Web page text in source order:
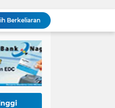
Berkeliaran
Mendedikasikan Kasih, Menguatkan Negeri: Ditlantas Polda Sumbar Apresiasi Peran Dharma Wanita sebagai Pilar Pengabdian
Polantas Karib Tidak Hanya Atur Jalan, Ditlantas Polda Sumbar Hadir Menyentuh Denyut Ekonomi Rakyat
Baru Mendarat di Padang, Zigo Rolanda Langsung Nyemplung ke Lokasi Banjir Dampingi Fadly Amran Evakuasi Warga
Diduga Ada Proyek "Ghaib" SPAM di Sumbar, Kemen PU dan Hutama Karya Disorot